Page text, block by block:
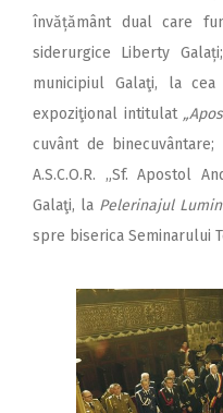
învățământ dual care
siderurgice Liberty
municipiul Galaţi, la
expoziţional intitulat
cuvânt de
A.S.C.O.R. „Sf. Apostol
Galaţi, la Pelerinajul
spre biserica Seminarului